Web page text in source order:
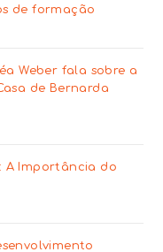
de formação
Weber fala sobre a
de Bernarda
A Importância do